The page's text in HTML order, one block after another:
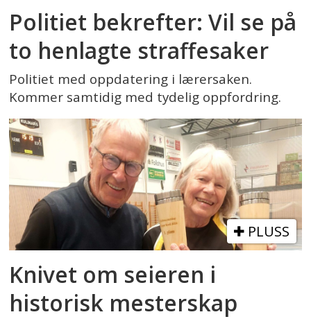
Politiet bekrefter: Vil se på
to henlagte straffesaker
Politiet med oppdatering i lærersaken.
Kommer samtidig med tydelig oppfordring.
PLUSS
Knivet om seieren i
historisk mesterskap